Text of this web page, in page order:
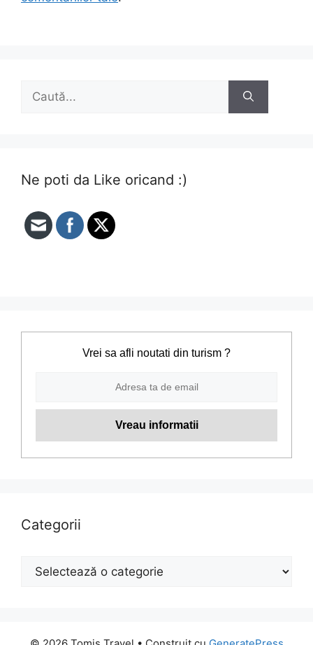
după:
Ne poti da Like oricand :)
Vrei sa afli noutati din turism ?
Categorii
Categorii